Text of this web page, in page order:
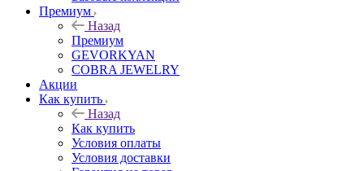
Премиум
Назад
Премиум
GEVORKYAN
COBRA JEWELRY
Акции
Как купить
Назад
Как купить
Условия оплаты
Условия доставки